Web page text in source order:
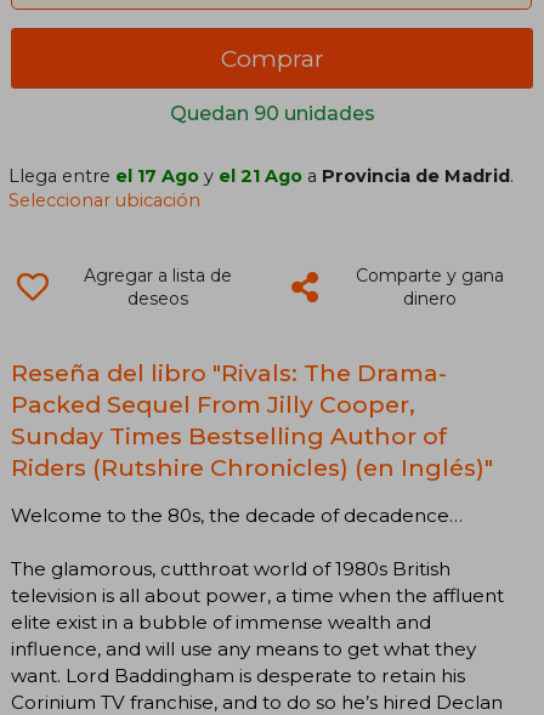
Quedan 90 unidades
Comprar
Llega entre el 17 Ago y el 21 Ago a Provincia de Madrid.
Seleccionar ubicación
Agregar a lista de
deseos
Comparte y gana
dinero
Reseña del libro "Rivals: The Drama-
Packed Sequel From Jilly Cooper,
Sunday Times Bestselling Author of
Riders (Rutshire Chronicles) (en Inglés)"
Welcome to the 80s, the decade of decadence…
The glamorous, cutthroat world of 1980s British
television is all about power, a time when the affluent
elite exist in a bubble of immense wealth and
influence, and will use any means to get what they
want. Lord Baddingham is desperate to retain his
Corinium TV franchise, and to do so he’s hired Declan